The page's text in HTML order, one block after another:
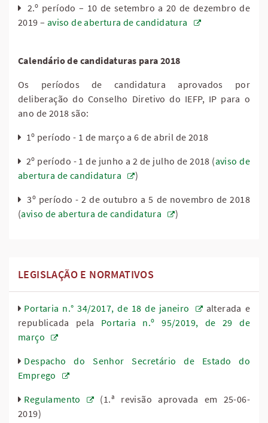
2.º período – 10 de setembro a 20 de dezembro de
2019 – aviso de abertura de candidatura
Calendário de candidaturas para 2018
Os períodos de candidatura aprovados por
deliberação do Conselho Diretivo do IEFP, IP para o
ano de 2018 são:
1º período - 1 de março a 6 de abril de 2018
2º período - 1 de junho a 2 de julho de 2018 (aviso de
abertura de candidatura
)
3º período - 2 de outubro a 5 de novembro de 2018
(aviso de abertura de candidatura )
LEGISLAÇÃO E NORMATIVOS
Portaria n.° 34/2017, de 18 de janeiro
alterada e
republicada pela Portaria n.º 95/2019, de 29 de
março
Despacho do Senhor Secretário de Estado do
Emprego
Regulamento
(1.ª revisão aprovada em 25-06-
2019)